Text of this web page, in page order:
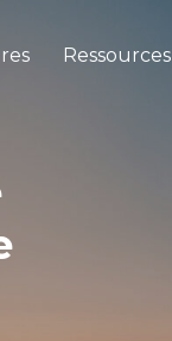
Ressources